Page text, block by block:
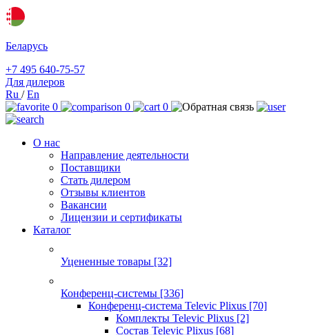
Беларусь
+7 495 640-75-57
Для дилеров
Ru /En
0
0 0
О нас
Направление деятельности
Поставщики
Стать дилером
Отзывы клиентов
Вакансии
Лицензии и сертификаты
Каталог
Уцененные товары [32]
Конференц-системы [336]
Конференц-система Televic Plixus [70]
Комплекты Televic Plixus [2]
Состав Televic Plixus [68]